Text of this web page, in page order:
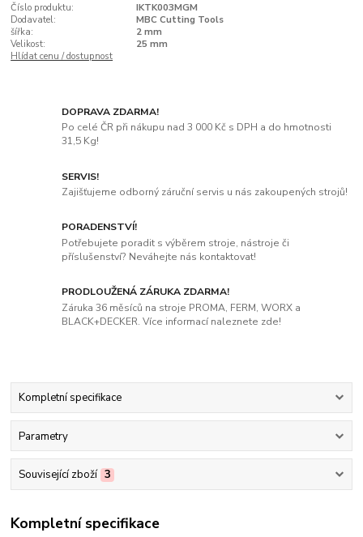
Číslo produktu:
IKTK003MGM
Dodavatel:
MBC Cutting Tools
šířka:
2 mm
Velikost:
25 mm
Hlídat cenu / dostupnost
DOPRAVA ZDARMA!
Po celé ČR při nákupu nad 3 000 Kč s DPH a do hmotnosti
31,5 Kg!
SERVIS!
Zajišťujeme odborný záruční servis u nás zakoupených strojů!
PORADENSTVÍ!
Potřebujete poradit s výběrem stroje, nástroje či
příslušenství? Neváhejte nás kontaktovat!
PRODLOUŽENÁ ZÁRUKA ZDARMA!
Záruka 36 měsíců na stroje PROMA, FERM, WORX a
BLACK+DECKER. Více informací naleznete zde!
Kompletní specifikace
Parametry
Související zboží 3
Kompletní specifikace